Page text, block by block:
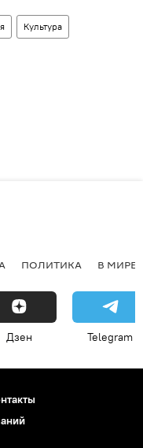
Культура
ПОЛИТИКА В МИРЕ
Дзен Telegram